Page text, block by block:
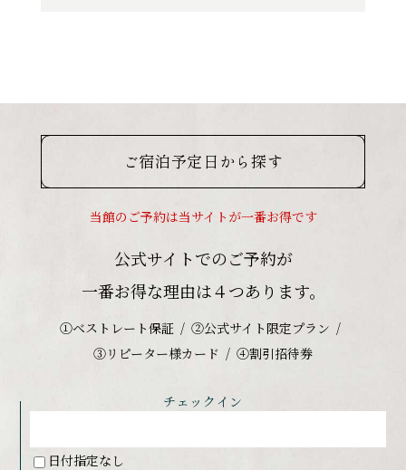
ご宿泊予定日から探す
当館のご予約は当サイトが一番お得です
公式サイトでのご予約が
一番お得な理由は４つあります。
①ベストレート保証
②公式サイト限定プラン
③リピーター様カード
④割引招待券
チェックイン
日付指定なし